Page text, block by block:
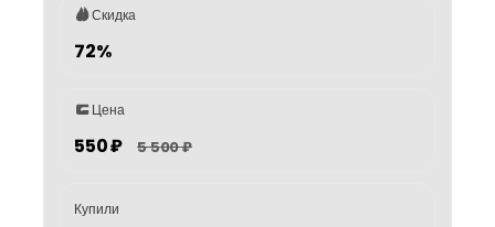
Скидка
72%
Цена
550 ₽ 5 500 ₽
Купили